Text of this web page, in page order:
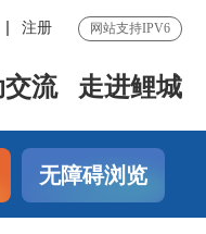
注册 网站支持IPV6
流 走进鲤城
无障碍浏览